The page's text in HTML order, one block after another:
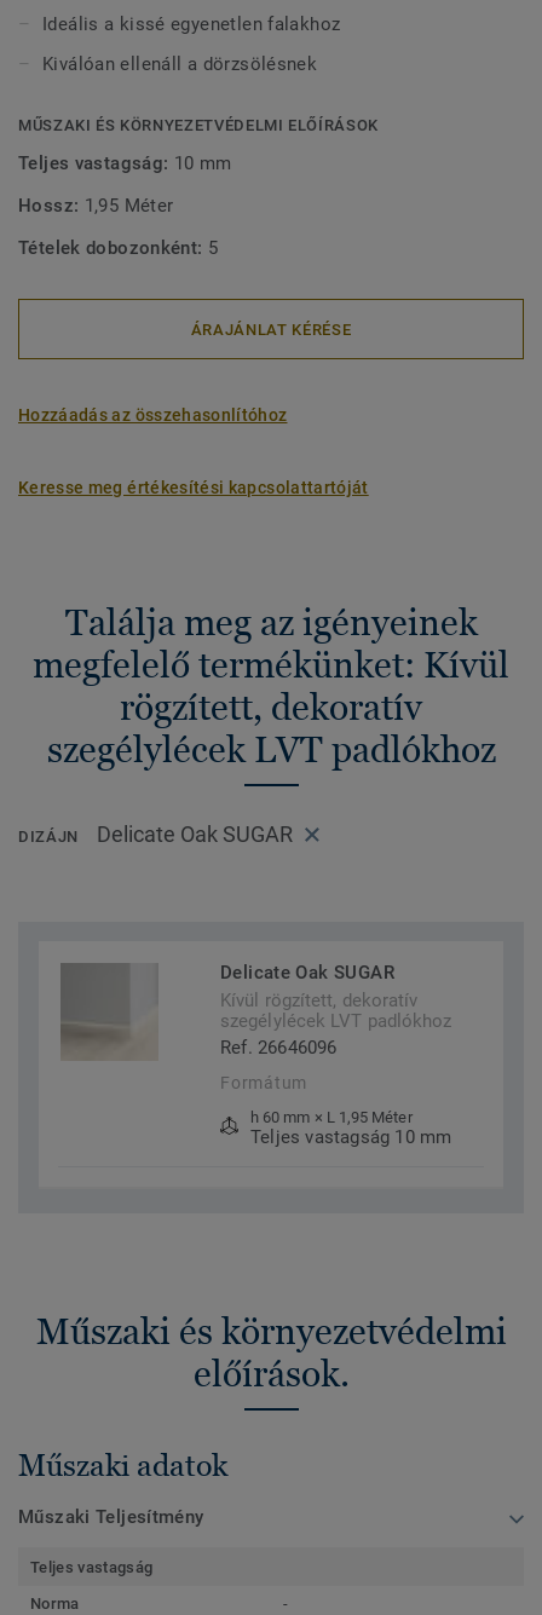
Ideális a kissé egyenetlen falakhoz
Kiválóan ellenáll a dörzsölésnek
MŰSZAKI ÉS KÖRNYEZETVÉDELMI ELŐÍRÁSOK
Teljes vastagság: 10 mm
Hossz: 1,95 Méter
Tételek dobozonként: 5
ÁRAJÁNLAT KÉRÉSE
Hozzáadás az összehasonlítóhoz
Keresse meg értékesítési kapcsolattartóját
Találja meg az igényeinek
megfelelő termékünket: Kívül
rögzített, dekoratív
szegélylécek LVT padlókhoz
DIZÁJN Delicate Oak SUGAR
Delicate Oak SUGAR
Kívül rögzített, dekoratív
szegélylécek LVT padlókhoz
Ref. 26646096
Formátum
h 60 mm × L 1,95 Méter
Teljes vastagság 10 mm
Műszaki és környezetvédelmi
előírások.
Műszaki adatok
Műszaki Teljesítmény
Teljes vastagság
Norma
-